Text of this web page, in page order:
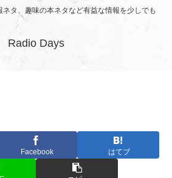
タ、趣味の本ネタなど有益な情報を少しでも
Radio Days
Facebook はてブ